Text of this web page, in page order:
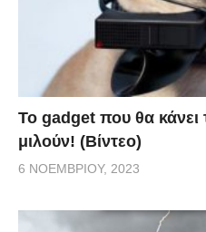
Το gadget που θα κάνει
μιλούν! (Βίντεο)
6 ΝΟΕΜΒΡΊΟΥ, 2023